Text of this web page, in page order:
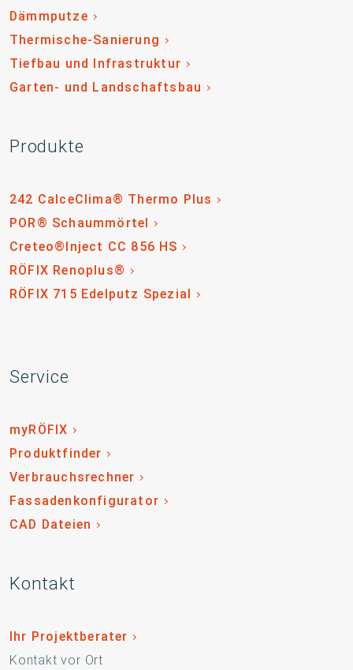
Dämmputze
Thermische-Sanierung
Tiefbau und Infrastruktur
Garten- und Landschaftsbau
Produkte
242 CalceClima® Thermo Plus
POR® Schaummörtel
Creteo®Inject CC 856 HS
RÖFIX Renoplus®
RÖFIX 715 Edelputz Spezial
Service
myRÖFIX
Produktfinder
Verbrauchsrechner
Fassadenkonfigurator
CAD Dateien
Kontakt
Ihr Projektberater
Kontakt vor Ort